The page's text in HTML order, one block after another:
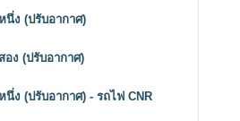
ง (ปรับอากาศ)
ง (ปรับอากาศ)
ง (ปรับอากาศ) - รถไฟ CNR